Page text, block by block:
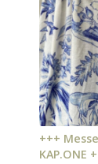
+++
KAP.ONE